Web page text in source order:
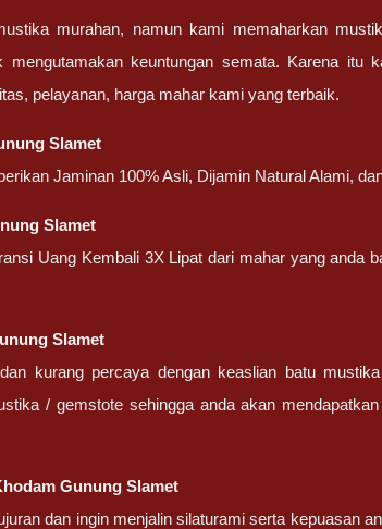
murahan, namun kami memaharkan
keuntungan semata. Karena itu
pelayanan, harga mahar kami yang terbaik.
Slamet
Jaminan 100% Asli, Dijamin Natural Alami,
Slamet
Uang Kembali 3X Lipat dari mahar yang anda
Slamet
kurang percaya dengan keaslian batu
/ gemstote sehingga anda akan
Gunung Slamet
dan ingin menjalin silaturami serta kepuasan